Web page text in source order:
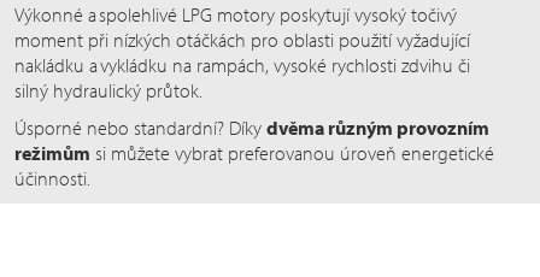
Výkonné a spolehlivé LPG motory poskytují vysoký točivý
moment při nízkých otáčkách pro oblasti použití vyžadující
nakládku a vykládku na rampách, vysoké rychlosti zdvihu či
silný hydraulický průtok.
Úsporné nebo standardní? Díky dvěma různým provozním
režimům si můžete vybrat preferovanou úroveň energetické
účinnosti.